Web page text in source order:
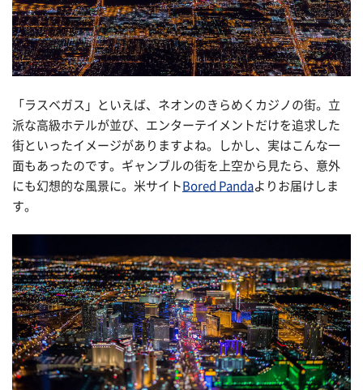
「ラスベガス」といえば、ネオンのきらめくカジノの街。立
派な高級ホテルが並び、エンターテイメントだけを追求した
街といったイメージがありますよね。しかし、実はこんな一
面もあったのです。ギャンブルの街を上空から見たら、意外
にも幻想的な風景に。米サイト Bored Pandaよりお届けしま
す。